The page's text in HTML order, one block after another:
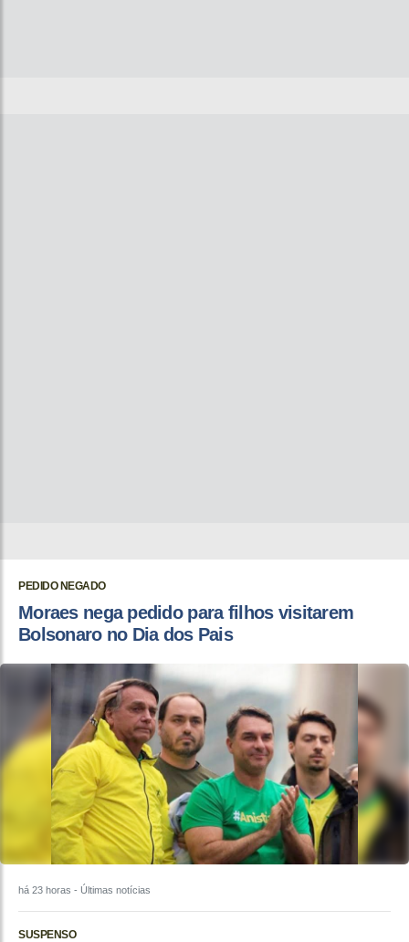
PEDIDO NEGADO
Moraes nega pedido para filhos visitarem
Bolsonaro no Dia dos Pais
há 23 horas - Últimas notícias
SUSPENSO